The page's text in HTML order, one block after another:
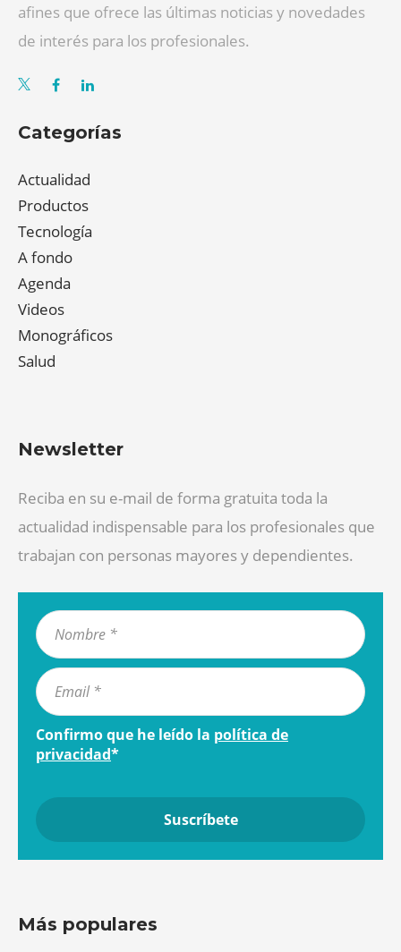
afines que ofrece las últimas noticias y novedades
de interés para los profesionales.
Categorías
Actualidad
Productos
Tecnología
A fondo
Agenda
Videos
Monográficos
Salud
Newsletter
Reciba en su e-mail de forma gratuita toda la
actualidad indispensable para los profesionales que
trabajan con personas mayores y dependientes.
Confirmo que he leído la política de
privacidad*
Más populares